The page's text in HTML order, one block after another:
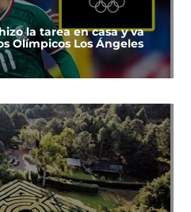
la tarea en casa y va
Olímpicos Los Ángeles